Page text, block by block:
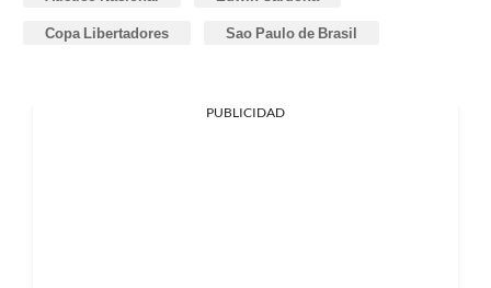
Copa Libertadores Sao Paulo de Brasil
PUBLICIDAD